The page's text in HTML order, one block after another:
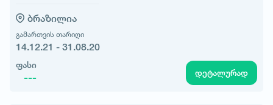
ბრაზილია
გამართვის თარიღი
14.12.21 - 31.08.20
ფასი
--- დეტალურად